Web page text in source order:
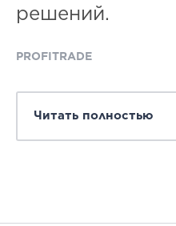
решений.
PROFITRADE
Читать полностью